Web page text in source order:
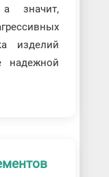
а значит,
изделий
надежной